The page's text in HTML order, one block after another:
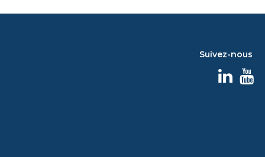
Suivez-nous